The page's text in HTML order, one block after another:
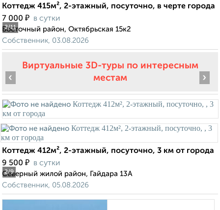
2/11
Коттедж 415м², 2-этажный, посуточно, в черте города
7 000 ₽ в сутки
Восточный район, Октябрьская 15к2
Собственник, 03.08.2026
Виртуальные 3D-туры по интересным
местам
2/9
‹ ›
Коттедж 412м², 2-этажный, посуточно, 3 км от города
9 500 ₽ в сутки
Северный жилой район, Гайдара 13А
Собственник, 05.08.2026